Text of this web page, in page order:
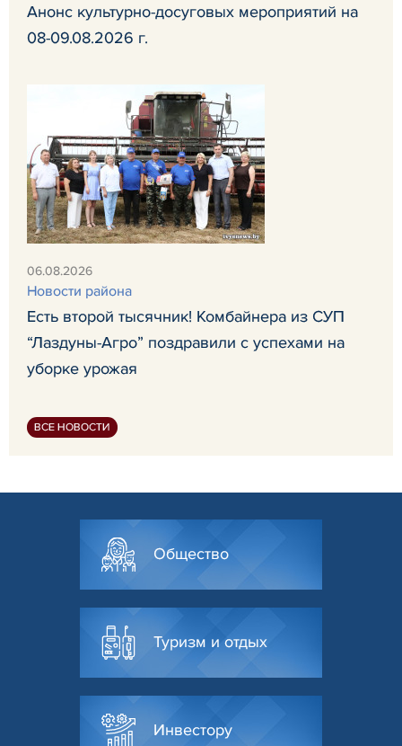
Анонс культурно-досуговых мероприятий на
08-09.08.2026 г.
06.08.2026
Новости района
Есть второй тысячник! Комбайнера из СУП
“Лаздуны-Агро” поздравили с успехами на
уборке урожая
ВСЕ НОВОСТИ
Общество
Туризм и отдых
Инвестору